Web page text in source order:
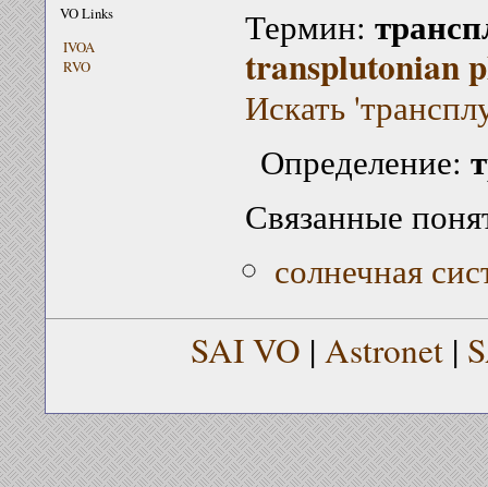
VO Links
IVOA
RVO
Термин:
transplutonian
Искать
Определение:
Связанные
солнечная
SAI VO | Astronet |